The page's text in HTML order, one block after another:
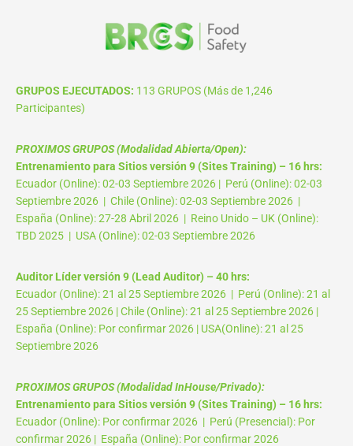
GRUPOS EJECUTADOS: 113 GRUPOS (Más de 1,246
Participantes)
PROXIMOS GRUPOS (Modalidad Abierta/Open):
Entrenamiento para Sitios versión 9 (Sites Training) – 16 hrs:
Ecuador (Online): 02-03 Septiembre 2026 | Perú (Online): 02-03
Septiembre 2026 | Chile (Online): 02-03 Septiembre 2026 |
España (Online): 27-28 Abril 2026 | Reino Unido – UK (Online):
TBD 2025 | USA (Online): 02-03 Septiembre 2026
Auditor Líder versión 9 (Lead Auditor) – 40 hrs:
Ecuador (Online): 21 al 25 Septiembre 2026 | Perú (Online): 21 al
25 Septiembre 2026 | Chile (Online): 21 al 25 Septiembre 2026 |
España (Online): Por confirmar 2026 | USA(Online): 21 al 25
Septiembre 2026
PROXIMOS GRUPOS (Modalidad InHouse/Privado):
Entrenamiento para Sitios versión 9 (Sites Training) – 16 hrs:
Ecuador (Online): Por confirmar 2026 | Perú (Presencial): Por
confirmar 2026 | España (Online): Por confirmar 2026